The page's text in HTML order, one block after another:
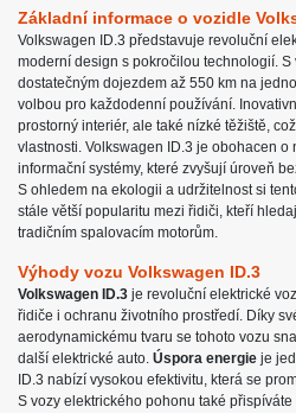
Základní informace o vozidle
Volkswagen ID.3 představuje revoluční
moderní design s pokročilou technologií.
dostatečným dojezdem až 550 km na
volbou pro každodenní používání.
prostorný interiér, ale také nízké těžiště,
vlastnosti. Volkswagen ID.3 je obohacen
informační systémy, které zvyšují úroveň
S ohledem na ekologii a udržitelnost si
stále větší popularitu mezi řidiči, kteří
tradičním spalovacím motorům.
Výhody vozu Volkswagen ID.3
Volkswagen ID.3 je revoluční elektrické
řidiče i ochranu životního prostředí. Díky
aerodynamickému tvaru se tohoto vozu
další elektrické auto. Úspora energie je
ID.3 nabízí vysokou efektivitu, která se
S vozy elektrického pohonu také přispíváte